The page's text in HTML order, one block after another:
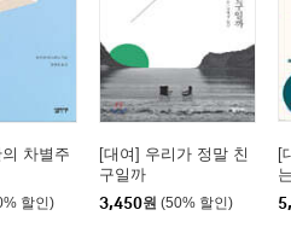
차별주
할인)
[대여] 우리가 정말 친
구일까
3,450원 (50% 할인)
[